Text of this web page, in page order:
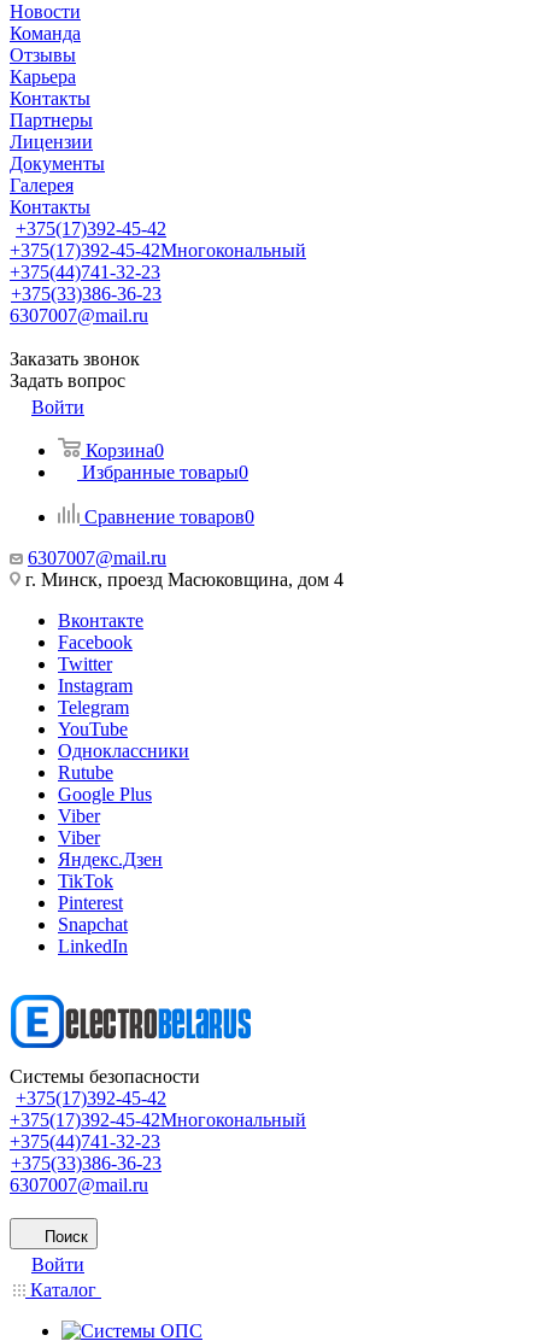
Новости
Команда
Отзывы
Карьера
Контакты
Партнеры
Лицензии
Документы
Галерея
Контакты
+375(17)392-45-42
+375(17)392-45-42Многокональный
+375(44)741-32-23
+375(33)386-36-23
6307007@mail.ru
Заказать звонок
Задать вопрос
Войти
Корзина0
Избранные товары0
Сравнение товаров0
6307007@mail.ru
г. Минск, проезд Масюковщина, дом 4
Вконтакте
Facebook
Twitter
Instagram
Telegram
YouTube
Одноклассники
Rutube
Google Plus
Viber
Viber
Яндекс.Дзен
TikTok
Pinterest
Snapchat
LinkedIn
Системы безопасности
+375(17)392-45-42
+375(17)392-45-42Многокональный
+375(44)741-32-23
+375(33)386-36-23
6307007@mail.ru
Поиск
Войти
Каталог